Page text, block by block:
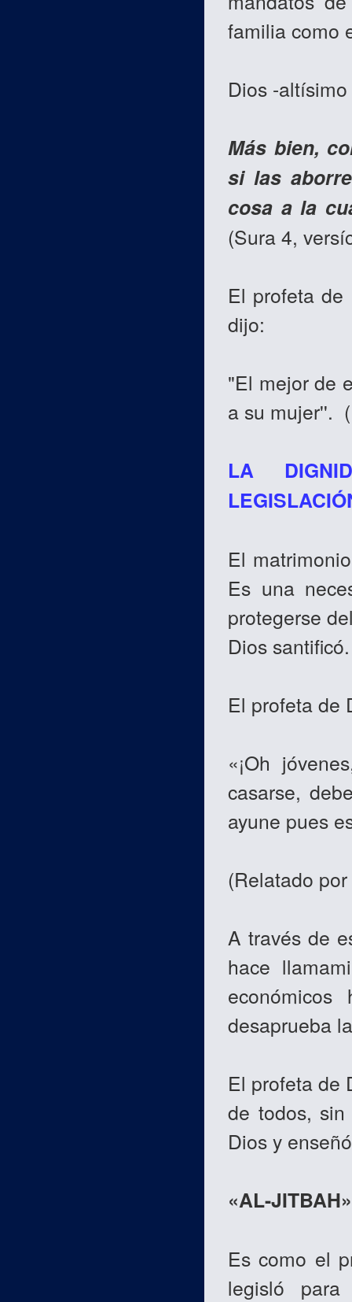
familia como
Dios -
Más bien,
si las
cosa a la
(Sura 4,
El profeta
dijo:
"El mejor de
a su mujer''.
LA
El
Es una
protegerse
Dios santificó.
El profeta de
«¡Oh
casarse,
ayune pues
(Relatado
A través de
hace
desaprueba
El profeta de
de todos,
Dios y
«AL-
Es como el
legisló